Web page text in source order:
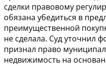
сделки правовому
обязана убедиться в
преимущественной
не сделала. Суд уточнил
признал право
недвижимость на